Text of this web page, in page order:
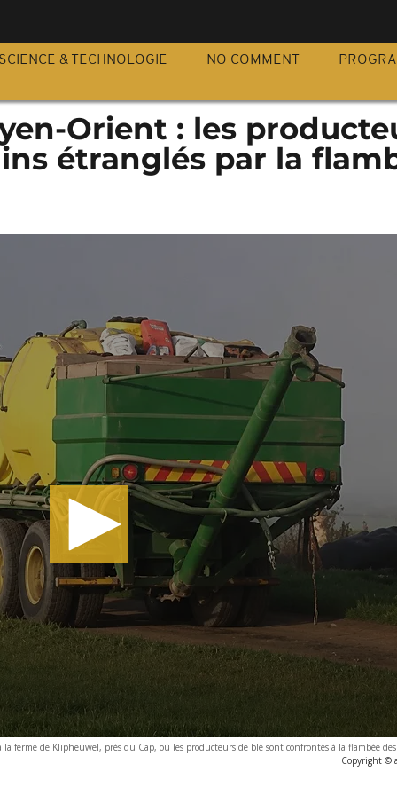
SCIENCE & TECHNOLOGIE NO COMMENT
Orient : les
étranglés par la
ferme de Klipheuwel, près du Cap, où les producteurs de blé sont confrontés à la flambée
Copyright ©